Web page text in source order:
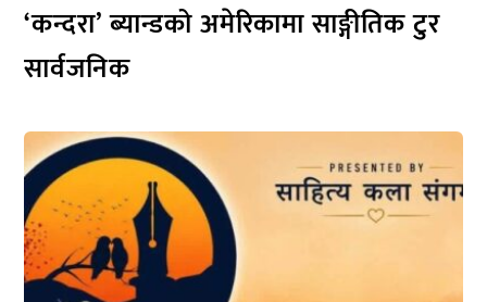
‘कन्दरा’ ब्यान्डको अमेरिकामा साङ्गीतिक टुर
सार्वजनिक